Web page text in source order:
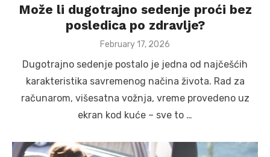
Može li dugotrajno sedenje proći bez
posledica po zdravlje?
Posted
February 17, 2026
Dugotrajno sedenje postalo je jedna od najčešćih
karakteristika savremenog načina života. Rad za
računarom, višesatna vožnja, vreme provedeno uz
ekran kod kuće – sve to …